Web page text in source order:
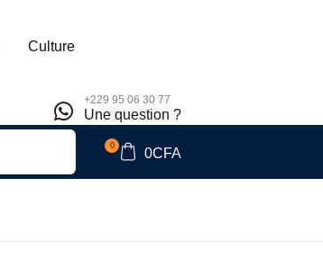
Culture
+229 95 06 30 77
Une question ?
0
0CFA